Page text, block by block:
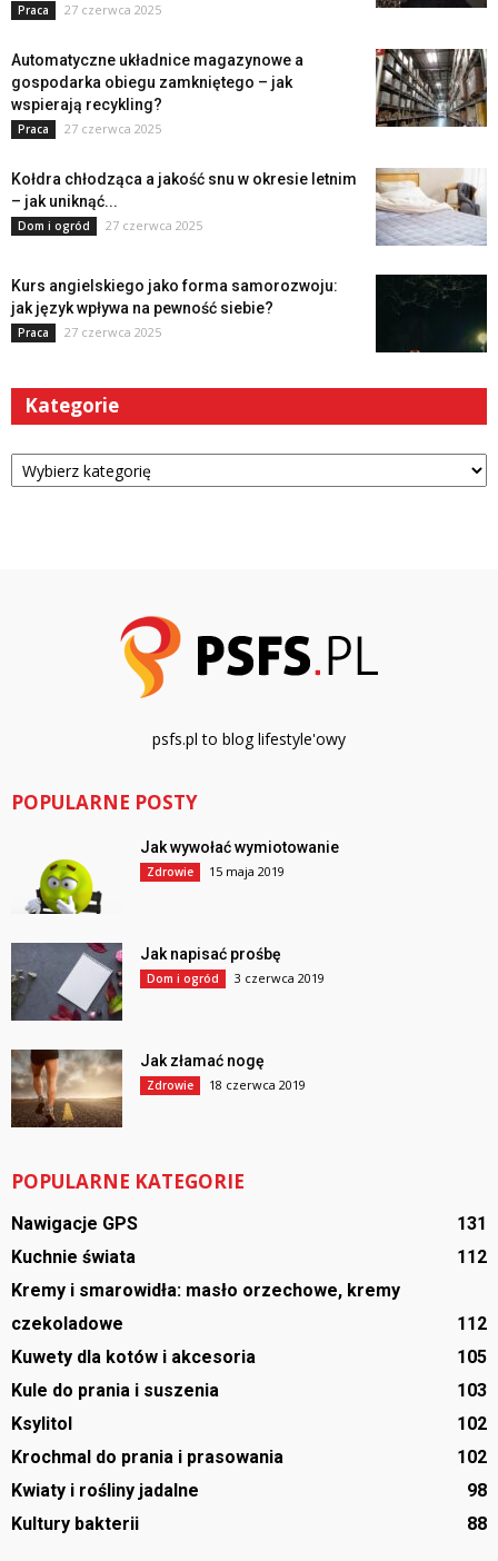
Praca 27 czerwca 2025
Automatyczne układnice magazynowe a
gospodarka obiegu zamkniętego – jak
wspierają recykling?
Praca 27 czerwca 2025
Kołdra chłodząca a jakość snu w okresie letnim
– jak uniknąć...
Dom i ogród 27 czerwca 2025
Kurs angielskiego jako forma samorozwoju:
jak język wpływa na pewność siebie?
Praca 27 czerwca 2025
Kategorie
Kategorie
psfs.pl to blog lifestyle'owy
POPULARNE POSTY
Jak wywołać wymiotowanie
Zdrowie 15 maja 2019
Jak napisać prośbę
Dom i ogród 3 czerwca 2019
Jak złamać nogę
Zdrowie 18 czerwca 2019
POPULARNE KATEGORIE
Nawigacje GPS
131
Kuchnie świata
112
Kremy i smarowidła: masło orzechowe, kremy
czekoladowe
112
Kuwety dla kotów i akcesoria
105
Kule do prania i suszenia
103
Ksylitol
102
Krochmal do prania i prasowania
102
Kwiaty i rośliny jadalne
98
Kultury bakterii
88